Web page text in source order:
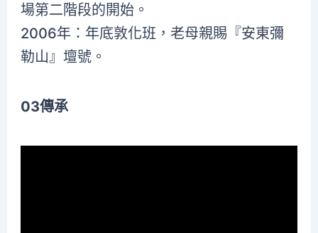
場第二階段的開始。
2006年：年底敦化班，老母親賜『安東彌
勒山』壇號。
03傳承